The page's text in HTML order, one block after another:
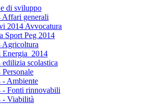
di sviluppo
Affari generali
2014 Avvocatura
Sport Peg 2014
Agricoltura
Energia 2014
scolastica
- Ambiente
- Fonti rinnovabili
- Viabilità